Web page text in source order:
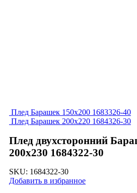
Плед Барашек 150х200 1683326-40
Плед Барашек 200х220 1684326-30
Плед двухсторонний
200х230 1684322-30
SKU: 1684322-30
Добавить в избранное